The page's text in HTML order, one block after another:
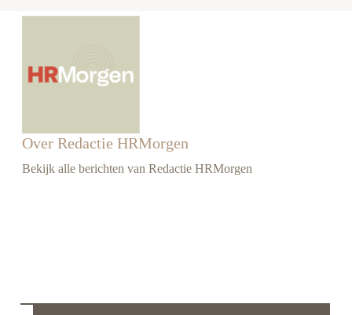
Over Redactie HRMorgen
Bekijk alle berichten van Redactie HRMorgen